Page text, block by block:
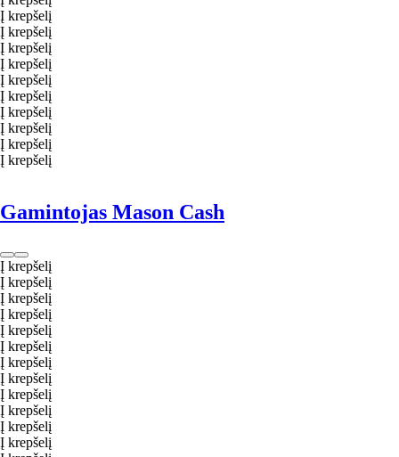
Į krepšelį
Į krepšelį
Į krepšelį
Į krepšelį
Į krepšelį
Į krepšelį
Į krepšelį
Į krepšelį
Į krepšelį
Į krepšelį
Gamintojas Mason Cash
Į krepšelį
Į krepšelį
Į krepšelį
Į krepšelį
Į krepšelį
Į krepšelį
Į krepšelį
Į krepšelį
Į krepšelį
Į krepšelį
Į krepšelį
Į krepšelį